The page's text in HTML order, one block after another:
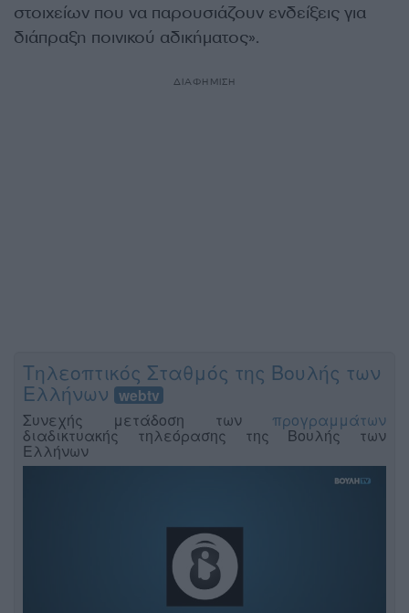
στοιχείων που να παρουσιάζουν ενδείξεις για
διάπραξη ποινικού αδικήματος».
ΔΙΑΦΗΜΙΣΗ